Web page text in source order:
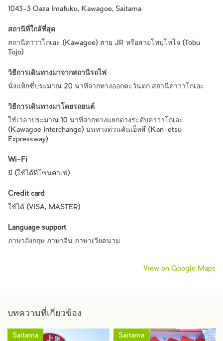
1043-3 Oaza Imafuku, Kawagoe, Saitama
สถานีที่ใกล้ที่สุด
สถานีคาวาโกเอะ (Kawagoe) สาย JR หรือสายโทบุโทโจ (Tobu
Tojo)
วิธีการเดินทางมาจากสถานีรถไฟ
นั่งแท็กซี่ประมาณ 20 นาทีจากทางออกตะวันตก สถานีคาวาโกเอะ
วิธีการเดินทางมาโดยรถยนต์
ใช้เวลาประมาณ 10 นาทีจากทางแยกต่างระดับคาวาโกเอะ
(Kawagoe Interchange) บนทางด่วนคันเอ็ทสึ (Kan-etsu
Expressway)
Wi-Fi
มี (ใช้ได้ที่โซนคาเฟ่)
Credit card
ใช้ได้ (VISA, MASTER)
Language support
ภาษาอังกฤษ ภาษาจีน ภาษาเวียดนาม
View on Google Maps
บทความที่เกี่ยวข้อง
Saitama Saitama